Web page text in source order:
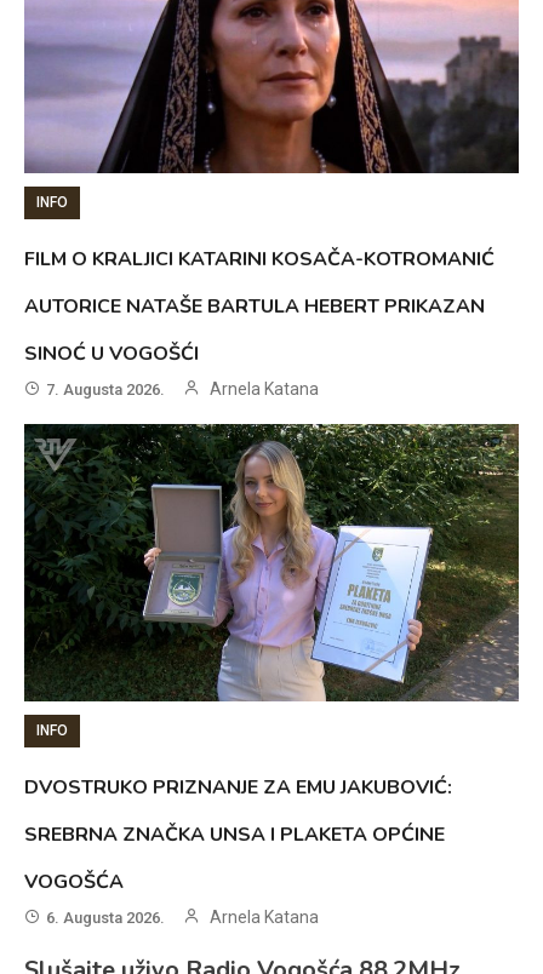
INFO
FILM O KRALJICI KATARINI KOSAČA-KOTROMANIĆ
AUTORICE NATAŠE BARTULA HEBERT PRIKAZAN
SINOĆ U VOGOŠĆI
7. Augusta 2026. Arnela Katana
INFO
DVOSTRUKO PRIZNANJE ZA EMU JAKUBOVIĆ:
SREBRNA ZNAČKA UNSA I PLAKETA OPĆINE
VOGOŠĆA
6. Augusta 2026. Arnela Katana